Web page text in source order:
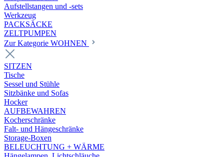
Aufstellstangen und -sets
Werkzeug
PACKSÄCKE
ZELTPUMPEN
Zur Kategorie WOHNEN
SITZEN
Tische
Sessel und Stühle
Sitzbänke und Sofas
Hocker
AUFBEWAHREN
Kocherschränke
Falt- und Hängeschränke
Storage-Boxen
BELEUCHTUNG + WÄRME